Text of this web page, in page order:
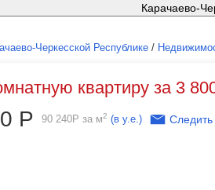
Карачаево-
Черкесской Республике /
квартиру за 3
Р 90 240Р за м2 (в у.е.)